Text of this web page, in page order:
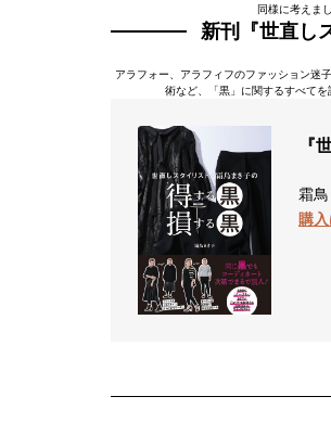
同様に考えま
新刊 『世直し
アラフォー、アラフィフのファッション迷
術など、「黒」に関するすべて
『
霜
購